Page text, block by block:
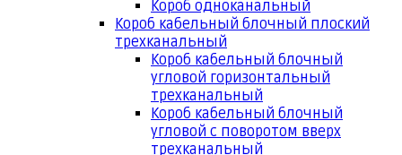
Короб одноканальный
Короб кабельный блочный плоский
трехканальный
Короб кабельный блочный
угловой горизонтальный
трехканальный
Короб кабельный блочный
угловой с поворотом вверх
трехканальный